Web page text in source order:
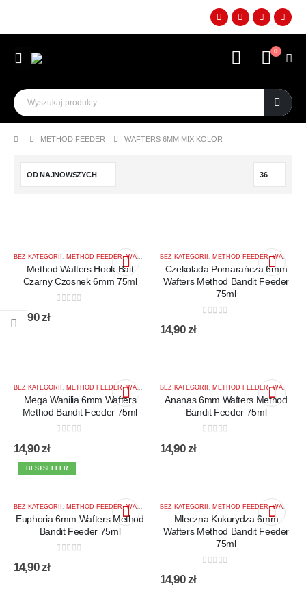
0
METHOD FEEDER WAFTERS 6MM MIX KOLOR
BEZ KATEGORII , METHOD FEEDER ,WAFTERS 6MM MIX KOLOR
Method Wafters Hook Bait
Czarny Czosnek 6mm 75ml
14,90zł
BEZ KATEGORII , METHOD FEEDER ,WAFTERS 6MM MIX KOLOR
Czekolada Pomarańcza 6mm
Wafters Method Bandit Feeder
75ml
14,90zł
BEZ KATEGORII , METHOD FEEDER ,WAFTERS 6MM MIX KOLOR
Mega Wanilia 6mm Wafters
Method Bandit Feeder 75ml
14,90zł
BEZ KATEGORII , METHOD FEEDER ,WAFTERS 6MM MIX KOLOR
Ananas 6mm Wafters Method
Bandit Feeder 75ml
14,90zł
BESTSELLER
BEZ KATEGORII METHOD FEEDER ,WAFTERS 6MM MIX KOLOR
Euphoria 6mm Wafters Method
Bandit Feeder 75ml
14,90zł
BEZ KATEGORII METHOD FEEDER ,WAFTERS 6MM MIX KOLOR
Mleczna Kukurydza 6mm
Wafters Method Bandit Feeder
75ml
14,90zł